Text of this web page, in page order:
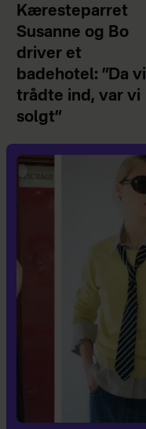
Kæresteparret
Susanne og Bo
driver et
badehotel: ”Da vi
trådte ind, var vi
solgt”